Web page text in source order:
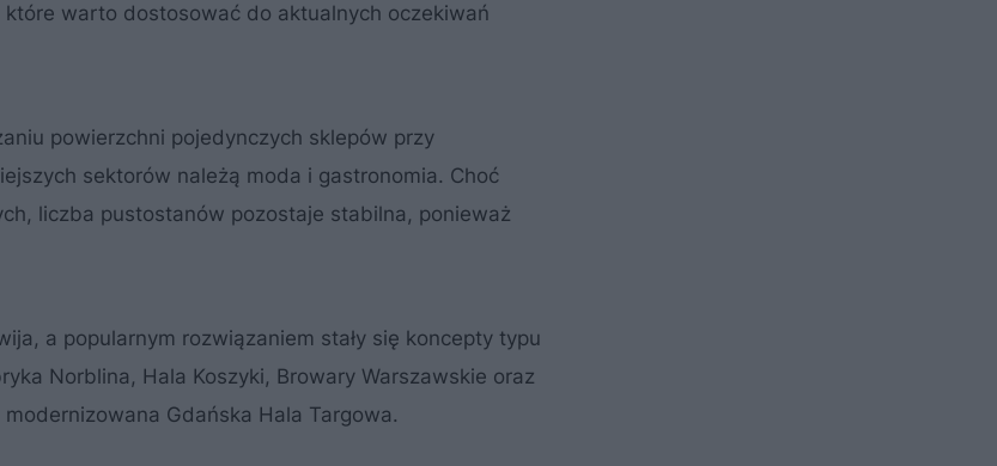
warto dostosować do aktualnych oczekiwań
powierzchni pojedynczych sklepów przy
sektorów należą moda i gastronomia. Choć
liczba pustostanów pozostaje stabilna, ponieważ
a popularnym rozwiązaniem stały się koncepty typu
Norblina, Hala Koszyki, Browary Warszawskie oraz
Gdańska Hala Targowa.